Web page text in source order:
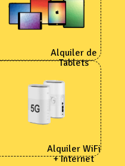
Alquiler de
Tablets
Alquiler WiFi
+ Internet